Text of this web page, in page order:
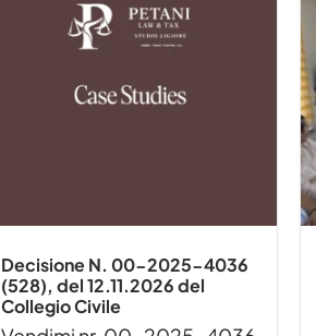
Decisione N. 00-2025-4036
(528), del 12.11.2026 del
Collegio Civile